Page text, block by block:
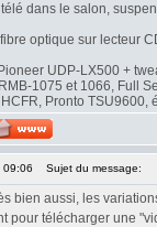
dans le salon,
optique sur lecteur
UDP-LX500 +
1075 et 1066, Full
Pronto TSU9600,
09:06 Sujet du message:
bien aussi, les
pour télécharger une